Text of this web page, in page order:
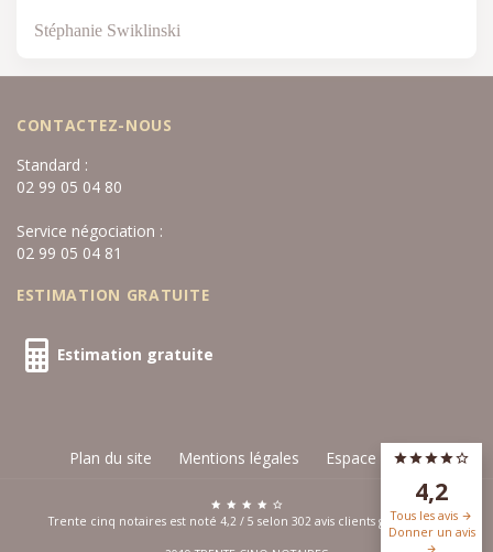
4,2
Tous les avis
Donner un avis
Stéphanie Swiklinski
CONTACTEZ-NOUS
Standard :
02 99 05 04 80
Service négociation :
02 99 05 04 81
ESTIMATION GRATUITE
Estimation gratuite
Plan du site Mentions légales Espace privé
Trente cinq notaires est noté 4,2 / 5 selon 302 avis clients google.com